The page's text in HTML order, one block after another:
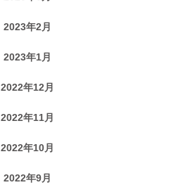
2023年2月
2023年1月
2022年12月
2022年11月
2022年10月
2022年9月